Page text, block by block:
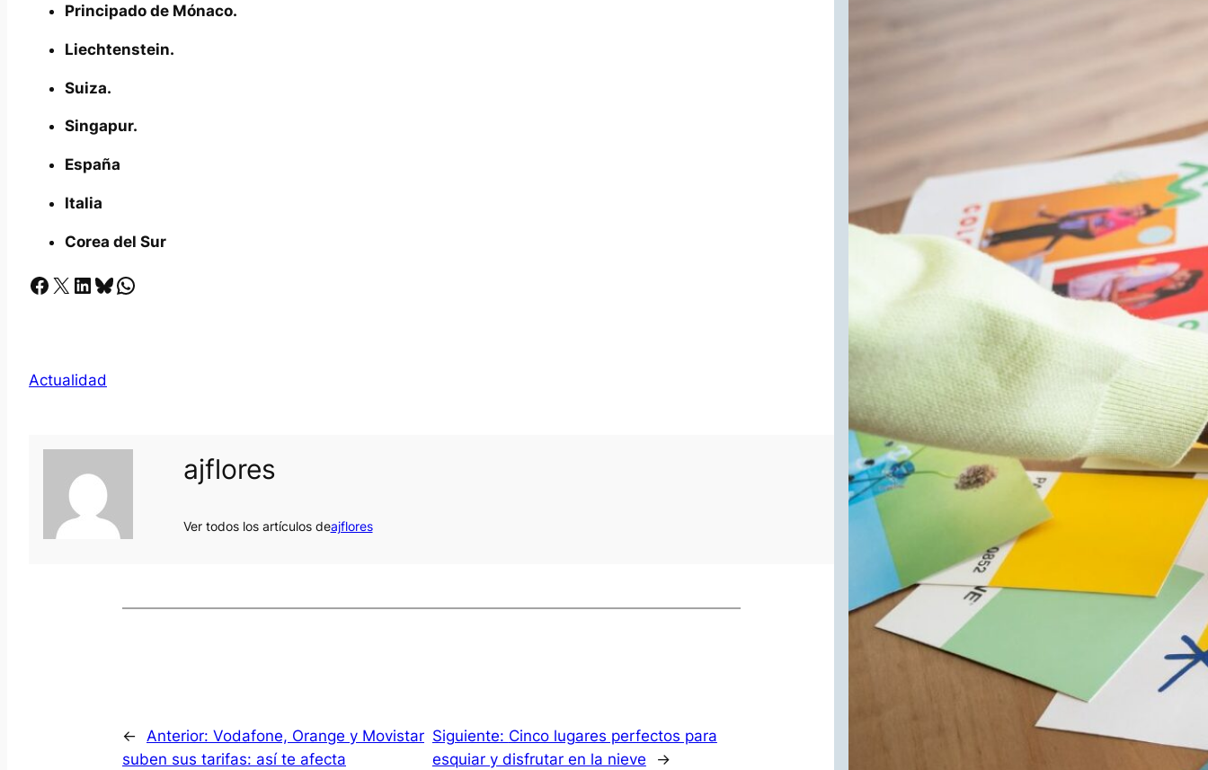
Principado de Mónaco.
Liechtenstein.
Suiza.
Singapur.
España
Italia
Corea del Sur
Facebook X LinkedIn Bluesky Whatsapp
Actualidad
ajflores
Ver todos los artículos deajflores
← Anterior: Vodafone, Orange y Movistar
suben sus tarifas: así te afecta
Siguiente: Cinco lugares perfectos para
esquiar y disfrutar en la nieve
→